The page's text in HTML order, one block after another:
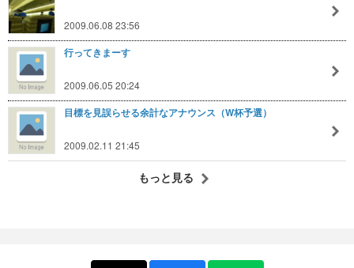
2009.06.08 23:56
行ってきまーす
2009.06.05 20:24
目標を見誤らせる余計なアナウンス（W杯予選）
2009.02.11 21:45
もっと見る